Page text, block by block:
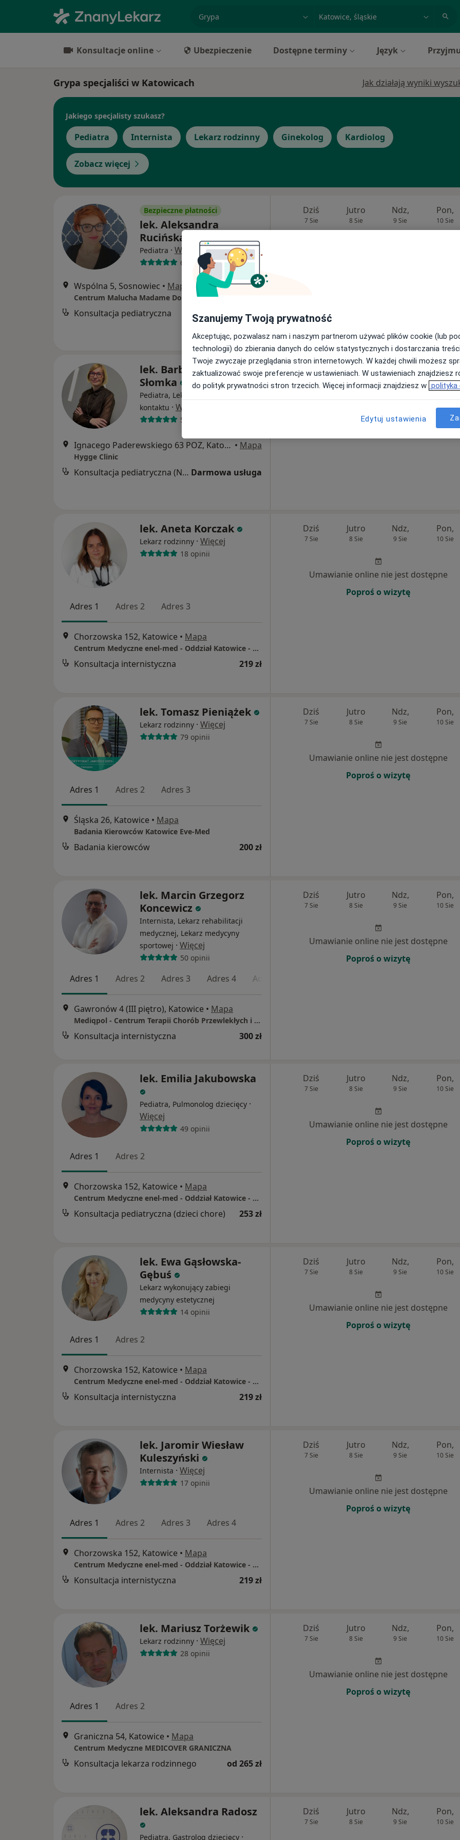
miasto lub dzielnica
Konsultacje online Ubezpieczenie Dostępne terminy Język
Grypa specjaliści w Katowicach Jak działają wyniki
Jakiego specjalisty szukasz?
Pediatra Internista Lekarz rodzinny Ginekolog Kardiolog
Zobacz więcej
Bezpieczne płatności
lek. Aleksandra
Rucińska
Pediatra · Więcej
68 opinii
Wspólna 5, Sosnowiec • Mapa
Konsultacja pediatryczna od 200 zł
Dziś
7 Sie
Jutro
8 Sie
Ndz,
9 Sie
Pon,
10 Sie
lek. Barbara Maria
Słomka
Pediatra, Lekarz pierwszego
kontaktu · Więcej
5 opinii
Ignacego Paderewskiego 63 POZ, Katowice • Mapa
Hygge Clinic
Konsultacja pediatryczna (NFZ) Darmowa usługa
Dziś Jutro Ndz, Pon,
10 Sie
Umawianie online nie jest dostępne
lek. Aneta Korczak
Lekarz rodzinny · Więcej
18 opinii
Adres 1 Adres 2 Adres 3
Chorzowska 152, Katowice • Mapa
Centrum Medyczne enel-med - Oddział Katowice - Chorzowska
Konsultacja internistyczna 219 zł
Dziś
7 Sie
Jutro
8 Sie
Ndz,
9 Sie
Pon,
10 Sie
Umawianie online nie jest dostępne
Poproś o wizytę
lek. Tomasz Pieniążek
Lekarz rodzinny · Więcej
79 opinii
Adres 1 Adres 2 Adres 3
Śląska 26, Katowice • Mapa
Badania Kierowców Katowice Eve-Med
Badania kierowców 200 zł
Dziś
7 Sie
Jutro
8 Sie
Ndz,
9 Sie
Pon,
10 Sie
Umawianie online nie jest dostępne
Poproś o wizytę
lek. Marcin Grzegorz
Koncewicz
Internista, Lekarz rehabilitacji
medycznej, Lekarz medycyny
sportowej · Więcej
50 opinii
Adres 1 Adres 2 Adres 3 Adres 4 Adres 5
Gawronów 4 (III piętro), Katowice • Mapa
Mediqpol - Centrum Terapii Chorób Przewlekłych i Chirurgii Wielospecjalistycznej
Konsultacja internistyczna 300 zł
Dziś
7 Sie
Jutro
8 Sie
Ndz,
9 Sie
Pon,
10 Sie
Umawianie online nie jest dostępne
Poproś o wizytę
lek. Emilia Jakubowska
Pediatra, Pulmonolog dziecięcy ·
Więcej
49 opinii
Adres 1 Adres 2
Chorzowska 152, Katowice • Mapa
Centrum Medyczne enel-med - Oddział Katowice - Chorzowska
Konsultacja pediatryczna (dzieci chore) 253 zł
Dziś
7 Sie
Jutro
8 Sie
Ndz,
9 Sie
Pon,
10 Sie
Umawianie online nie jest dostępne
Poproś o wizytę
lek. Ewa Gąsłowska-
Gębuś
Lekarz wykonujący zabiegi
medycyny estetycznej
14 opinii
Adres 1 Adres 2
Chorzowska 152, Katowice • Mapa
Centrum Medyczne enel-med - Oddział Katowice - Chorzowska
Konsultacja internistyczna 219 zł
Dziś
7 Sie
Jutro
8 Sie
Ndz,
9 Sie
Pon,
10 Sie
Umawianie online nie jest dostępne
Poproś o wizytę
lek. Jaromir Wiesław
Kuleszyński
Internista · Więcej
17 opinii
Adres 1 Adres 2 Adres 3 Adres 4
Chorzowska 152, Katowice • Mapa
Centrum Medyczne enel-med - Oddział Katowice - Chorzowska
Konsultacja internistyczna 219 zł
Dziś
7 Sie
Jutro
8 Sie
Ndz,
9 Sie
Pon,
10 Sie
Umawianie online nie jest dostępne
Poproś o wizytę
lek. Mariusz Torżewik
Lekarz rodzinny · Więcej
28 opinii
Adres 1 Adres 2
Graniczna 54, Katowice • Mapa
Centrum Medyczne MEDICOVER GRANICZNA
Konsultacja lekarza rodzinnego od 265 zł
Dziś
7 Sie
Jutro
8 Sie
Ndz,
9 Sie
Pon,
10 Sie
Umawianie online nie jest dostępne
Poproś o wizytę
lek. Aleksandra Radosz
Pediatra, Gastrolog dziecięcy ·
Dziś
7 Sie
Jutro
8 Sie
Ndz,
9 Sie
Pon,
10 Sie
Szanujemy Twoją prywatność
Akceptując, pozwalasz nam i naszym partnerom używać plików cookie (lub
technologii) do zbierania danych do celów statystycznych i dostarczania
Twoje zwyczaje przeglądania stron internetowych. W każdej chwili możesz
zaktualizować swoje preferencje w ustawieniach. W ustawieniach znajdziesz
do polityk prywatności stron trzecich. Więcej informacji znajdziesz w polityka
Edytuj ustawienia